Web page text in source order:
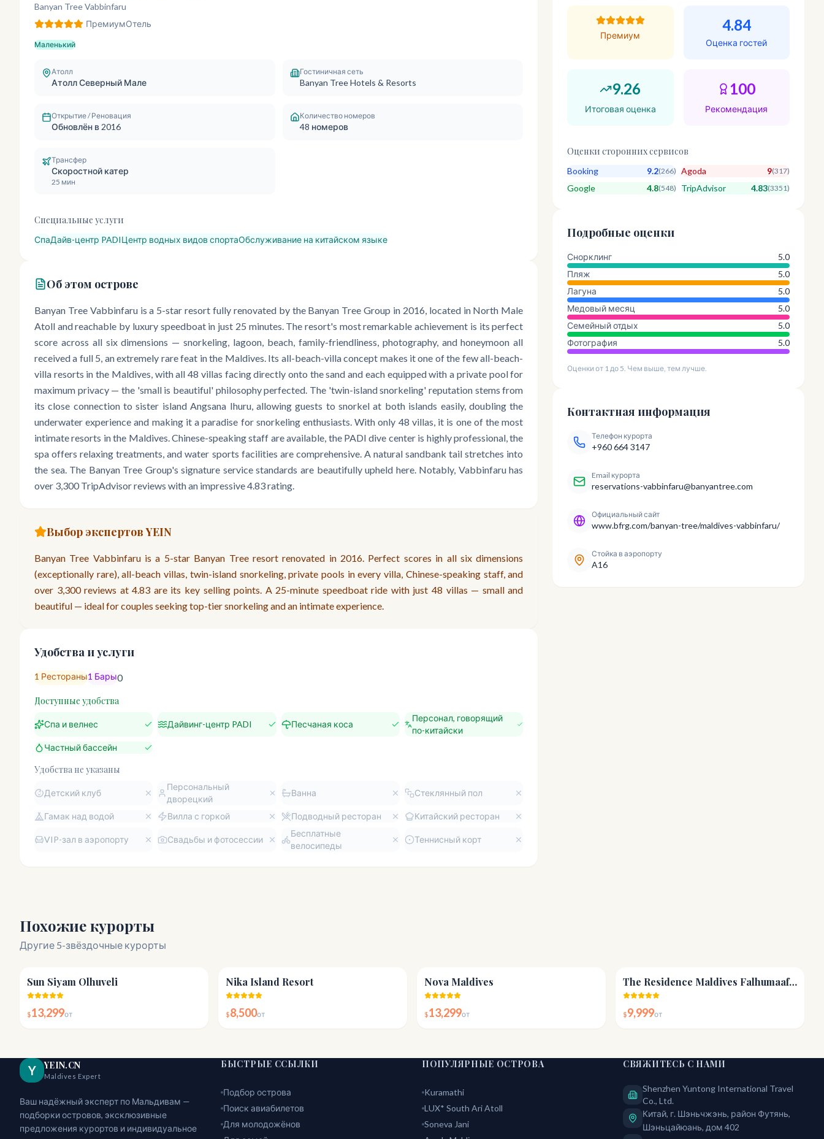
Banyan Tree Vabbinfaru
ПремиумОтель
Маленький
Атолл
Атолл Северный Мале
Гостиничная сеть
Banyan Tree Hotels & Resorts
Открытие / Реновация
Обновлён в 2016
Количество номеров
48 номеров
Трансфер
Скоростной катер
25 мин
Специальные услуги
СпаДайв-центр PADIЦентр водных видов спортаОбслуживание на китайском языке
Об этом острове
Banyan Tree Vabbinfaru is a 5-star resort fully renovated by the Banyan Tree Group in 2016, located in North Male
Atoll and reachable by luxury speedboat in just 25 minutes. The resort's most remarkable achievement is its perfect
score across all six dimensions — snorkeling, lagoon, beach, family-friendliness, photography, and honeymoon all
received a full 5, an extremely rare feat in the Maldives. Its all-beach-villa concept makes it one of the few all-beach-
villa resorts in the Maldives, with all 48 villas facing directly onto the sand and each equipped with a private pool for
maximum privacy — the 'small is beautiful' philosophy perfected. The 'twin-island snorkeling' reputation stems from
its close connection to sister island Angsana Ihuru, allowing guests to snorkel at both islands easily, doubling the
underwater experience and making it a paradise for snorkeling enthusiasts. With only 48 villas, it is one of the most
intimate resorts in the Maldives. Chinese-speaking staff are available, the PADI dive center is highly professional, the
spa offers relaxing treatments, and water sports facilities are comprehensive. A natural sandbank tail stretches into
the sea. The Banyan Tree Group's signature service standards are beautifully upheld here. Notably, Vabbinfaru has
over 3,300 TripAdvisor reviews with an impressive 4.83 rating.
Выбор экспертов YEIN
Banyan Tree Vabbinfaru is a 5-star Banyan Tree resort renovated in 2016. Perfect scores in all six dimensions
(exceptionally rare), all-beach villas, twin-island snorkeling, private pools in every villa, Chinese-speaking staff, and
over 3,300 reviews at 4.83 are its key selling points. A 25-minute speedboat ride with just 48 villas — small and
beautiful — ideal for couples seeking top-tier snorkeling and an intimate experience.
Удобства и услуги
1 Рестораны1 Бары0
Доступные удобства
Спа и велнес Дайвинг-центр PADI Песчаная коса
Персонал, говорящий
по-китайски
Частный бассейн
Удобства не указаны
Детский клуб
Персональный
дворецкий
Ванна Стеклянный пол
Гамак над водой Вилла с горкой Подводный ресторан Китайский ресторан
VIP-зал в аэропорту Свадьбы и фотосессии
Бесплатные
велосипеды
Теннисный корт
Премиум
4.84
Оценка гостей
9.26
Итоговая оценка
100
Рекомендация
Оценки сторонних сервисов
Booking 9.2(266) Agoda 9(317)
Google 4.8(548) TripAdvisor 4.83(3351)
Подробные оценки
Снорклинг
5.0
Пляж
5.0
Лагуна
5.0
Медовый месяц
5.0
Семейный отдых
5.0
Фотография
5.0
Оценки от 1 до 5. Чем выше, тем лучше.
Контактная информация
Телефон курорта
+960 664 3147
Email курорта
reservations-vabbinfaru@banyantree.com
Официальный сайт
www.bfrg.com/banyan-tree/maldives-vabbinfaru/
Стойка в аэропорту
A16
Похожие курорты
Другие 5-звёздочные курорты
Sun Siyam Olhuveli
$13,299от
Nika Island Resort
$8,500от
Nova Maldives
$13,299от
4.8
The Residence Maldives Falhumaafushi
$9,999от
Y YEIN.CN
Maldives Expert
Ваш надёжный эксперт по Мальдивам —
подборки островов, эксклюзивные
предложения курортов и индивидуальное
БЫСТРЫЕ ССЫЛКИ
Подбор острова
Поиск авиабилетов
Для молодожёнов
ПОПУЛЯРНЫЕ ОСТРОВА
Kuramathi
LUX* South Ari Atoll
Soneva Jani
СВЯЖИТЕСЬ С НАМИ
Shenzhen Yuntong International Travel
Co., Ltd.
Китай, г. Шэньчжэнь, район Футянь,
Шэньцайюань, дом 402